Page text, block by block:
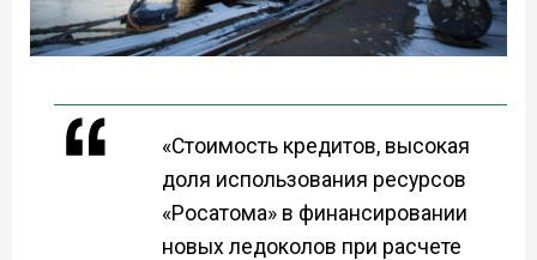
«Стоимость кредитов, высокая
доля использования ресурсов
«Росатома» в финансировании
новых ледоколов при расчете